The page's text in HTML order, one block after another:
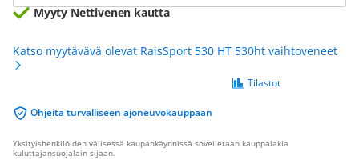
Myyty Nettivenen kautta
Katso myytävävä olevat RaisSport 530 HT 530ht vaihtoveneet
Ohjeita turvalliseen ajoneuvokauppaan
Tilastot
Yksityishenkilöiden välisessä kaupankäynnissä sovelletaan kauppalakia
kuluttajansuojalain sijaan.